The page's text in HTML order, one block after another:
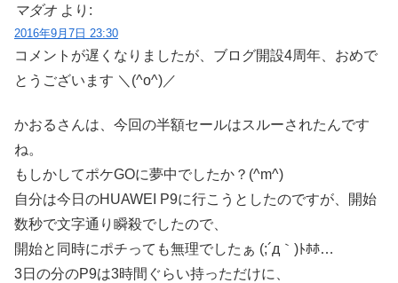
マダオ より:
2016年9月7日 23:30
コメントが遅くなりましたが、ブログ開設4周年、おめで
とうございます ＼(^o^)／
かおるさんは、今回の半額セールはスルーされたんです
ね。
もしかしてポケGOに夢中でしたか？(^m^)
自分は今日のHUAWEI P9に行こうとしたのですが、開始
数秒で文字通り瞬殺でしたので、
開始と同時にポチっても無理でしたぁ (;´д｀)ﾄﾎﾎ…
3日の分のP9は3時間ぐらい持っただけに、